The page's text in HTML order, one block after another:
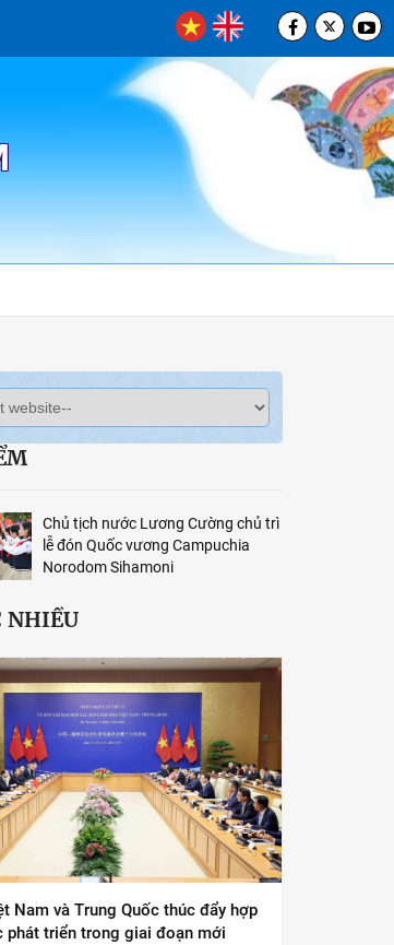
Chủ tịch nước Lương Cường chủ trì
lễ đón Quốc vương Campuchia
Norodom Sihamoni
NHIỀU
Nam và Trung Quốc thúc đẩy hợp
phát triển trong giai đoạn mới